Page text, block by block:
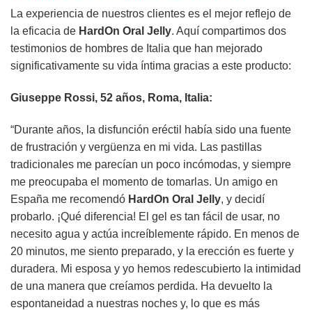
La experiencia de nuestros clientes es el mejor reflejo de
la eficacia de HardOn Oral Jelly. Aquí compartimos dos
testimonios de hombres de Italia que han mejorado
significativamente su vida íntima gracias a este producto:
Giuseppe Rossi, 52 años, Roma, Italia:
“Durante años, la disfunción eréctil había sido una fuente
de frustración y vergüenza en mi vida. Las pastillas
tradicionales me parecían un poco incómodas, y siempre
me preocupaba el momento de tomarlas. Un amigo en
España me recomendó HardOn Oral Jelly, y decidí
probarlo. ¡Qué diferencia! El gel es tan fácil de usar, no
necesito agua y actúa increíblemente rápido. En menos de
20 minutos, me siento preparado, y la erección es fuerte y
duradera. Mi esposa y yo hemos redescubierto la intimidad
de una manera que creíamos perdida. Ha devuelto la
espontaneidad a nuestras noches y, lo que es más